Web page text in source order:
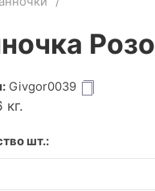
Givgor0039
кг.
шт.: